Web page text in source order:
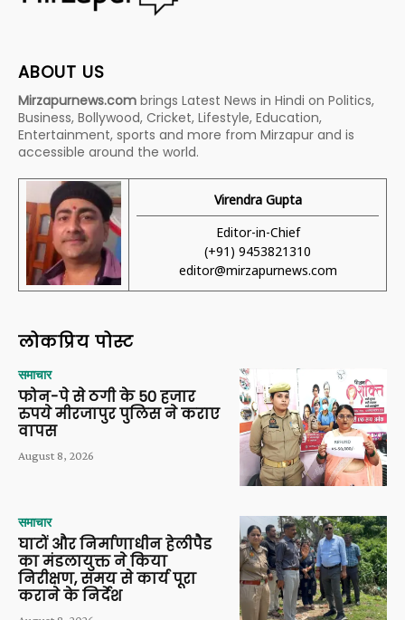
ABOUT US
Mirzapurnews.com brings Latest News in Hindi on Politics,
Business, Bollywood, Cricket, Lifestyle, Education,
Entertainment, sports and more from Mirzapur and is
accessible around the world.
Virendra Gupta
Editor-in-Chief
(+91) 9453821310
editor@mirzapurnews.com
लोकप्रिय पोस्ट
समाचार
फोन-पे से ठगी के 50 हजार
रुपये मीरजापुर पुलिस ने कराए
वापस
August 8, 2026
समाचार
घाटों और निर्माणाधीन हेलीपैड
का मंडलायुक्त ने किया
निरीक्षण, समय से कार्य पूरा
कराने के निर्देश